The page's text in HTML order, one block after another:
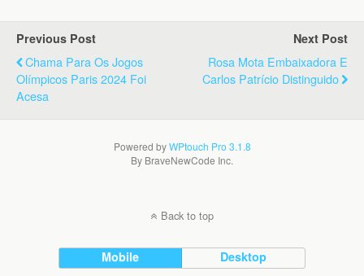
Previous Post
Chama Para Os Jogos
Olímpicos Paris 2024 Foi
Acesa
Next Post
Rosa Mota Embaixadora E
Carlos Patrício Distinguido
Powered byWPtouch Pro 3.1.8
By BraveNewCode Inc.
Back to top
Mobile Desktop